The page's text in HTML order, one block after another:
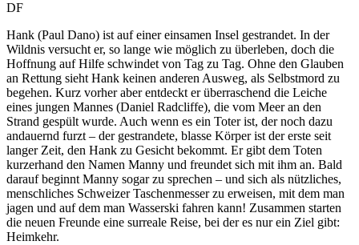
DF
Hank (Paul Dano) ist auf einer einsamen Insel gestrandet. In der
Wildnis versucht er, so lange wie möglich zu überleben, doch die
Hoffnung auf Hilfe schwindet von Tag zu Tag. Ohne den Glauben
an Rettung sieht Hank keinen anderen Ausweg, als Selbstmord zu
begehen. Kurz vorher aber entdeckt er überraschend die Leiche
eines jungen Mannes (Daniel Radcliffe), die vom Meer an den
Strand gespült wurde. Auch wenn es ein Toter ist, der noch dazu
andauernd furzt – der gestrandete, blasse Körper ist der erste seit
langer Zeit, den Hank zu Gesicht bekommt. Er gibt dem Toten
kurzerhand den Namen Manny und freundet sich mit ihm an. Bald
darauf beginnt Manny sogar zu sprechen – und sich als nützliches,
menschliches Schweizer Taschenmesser zu erweisen, mit dem man
jagen und auf dem man Wasserski fahren kann! Zusammen starten
die neuen Freunde eine surreale Reise, bei der es nur ein Ziel gibt:
Heimkehr.